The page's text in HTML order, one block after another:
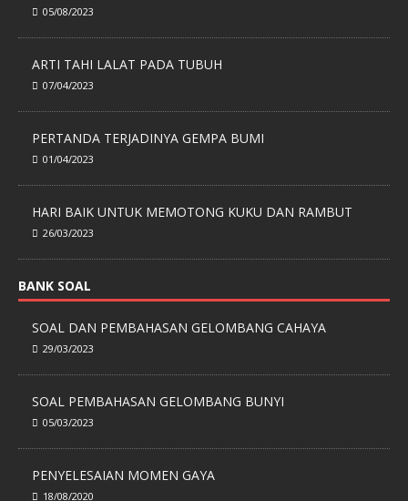
05/08/2023
ARTI TAHI LALAT PADA TUBUH
07/04/2023
PERTANDA TERJADINYA GEMPA BUMI
01/04/2023
HARI BAIK UNTUK MEMOTONG KUKU DAN RAMBUT
26/03/2023
BANK SOAL
SOAL DAN PEMBAHASAN GELOMBANG CAHAYA
29/03/2023
SOAL PEMBAHASAN GELOMBANG BUNYI
05/03/2023
PENYELESAIAN MOMEN GAYA
18/08/2020